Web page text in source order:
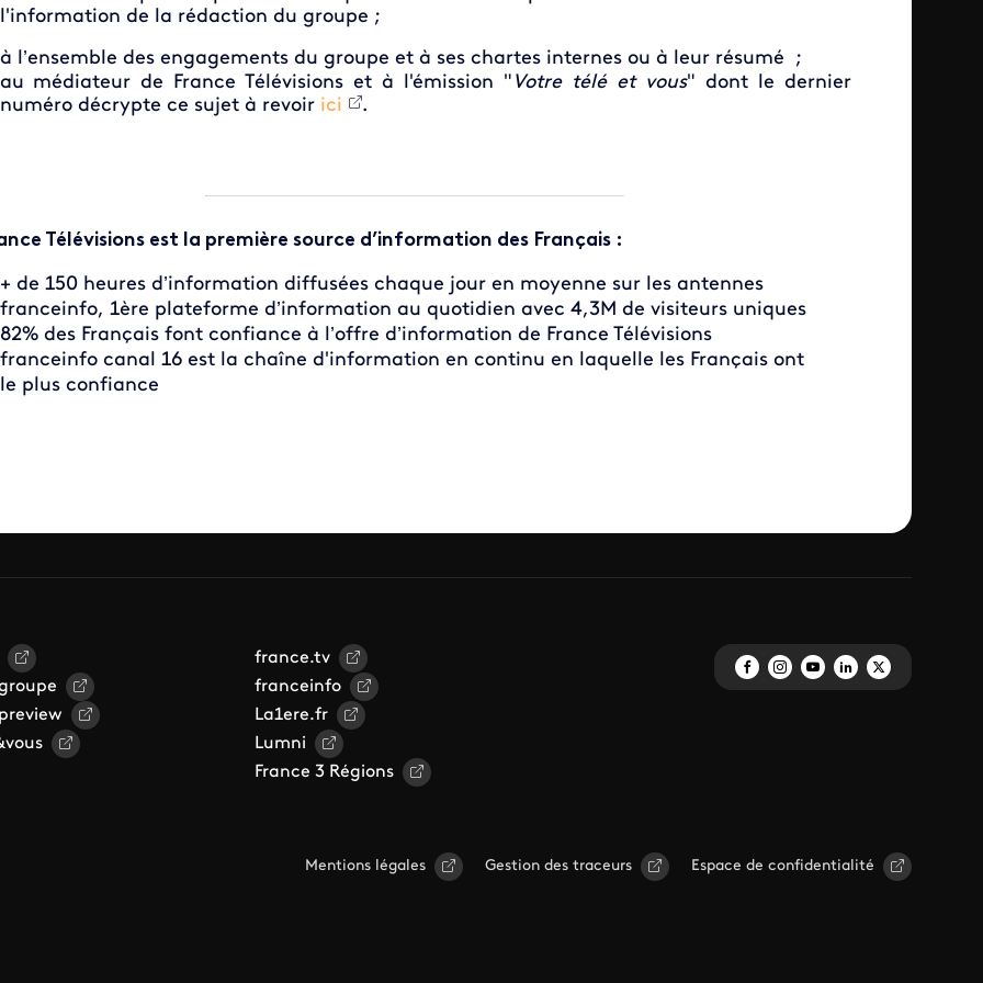
l'information de la rédaction du groupe ;
à l’ensemble des engagements du groupe et à ses chartes internes ou à leur résumé ;
au médiateur de France Télévisions et à l'émission " Votre télé et vous" dont le dernier
numéro décrypte ce sujet à revoir ici .
Télévisions est la première source d’information des Français :
+ de 150 heures d’information diffusées chaque jour en moyenne sur les antennes
franceinfo, 1ère plateforme d’information au quotidien avec 4,3M de visiteurs uniques
82% des Français font confiance à l’offre d’information de France Télévisions
franceinfo canal 16 est la chaîne d'information en continu en laquelle les Français ont
le plus confiance
france.tv
franceinfo
La1ere.fr
Lumni
France 3 Régions
Mentions légales Gestion des traceurs Espace de confidentialité